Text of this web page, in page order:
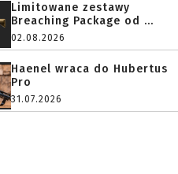
Limitowane zestawy
Breaching Package od ...
02.08.2026
Haenel wraca do Hubertus
Pro
31.07.2026